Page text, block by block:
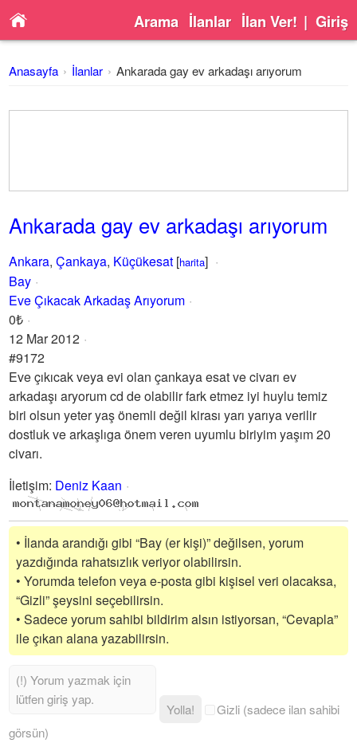
Arama İlanlar İlan Ver! | Giriş
Anasayfa İlanlar Ankarada gay ev arkadaşı arıyorum
Ankarada gay ev arkadaşı arıyorum
Ankara,Çankaya, Küçükesat [harita]
Bay
Eve Çıkacak Arkadaş Arıyorum
0₺
12 Mar 2012
#9172
Eve çıkıcak veya evi olan çankaya esat ve civarı ev
arkadaşı aryorum cd de olabilir fark etmez iyi huylu temiz
biri olsun yeter yaş önemli değil kirası yarı yarıya verilir
dostluk ve arkaşlıga önem veren uyumlu biriyim yaşım 20
civarı.
İletişim: Deniz Kaan
• İlanda arandığı gibi “Bay (er kişi)” değilsen, yorum
yazdığında rahatsızlık veriyor olabilirsin.
• Yorumda telefon veya e-posta gibi kişisel veri olacaksa,
“Gizli” şeysini seçebilirsin.
• Sadece yorum sahibi bildirim alsın istiyorsan, “Cevapla”
ile çıkan alana yazabilirsin.
Yolla!
Gizli (sadece ilan sahibi
görsün)